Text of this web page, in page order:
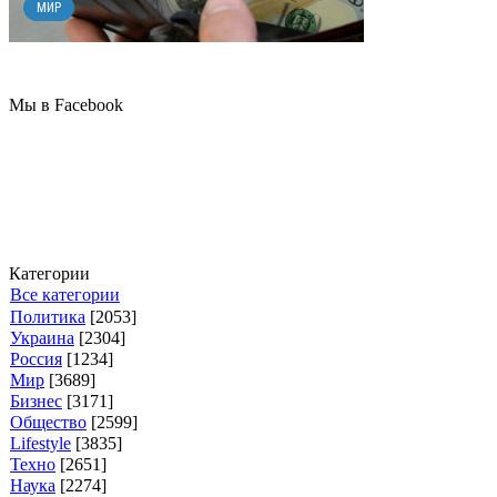
МИР
Мы в Facebook
Категории
Все категории
Политика [2053]
Украина [2304]
Россия [1234]
Мир [3689]
Бизнес [3171]
Общество [2599]
Lifestyle [3835]
Техно [2651]
Наука [2274]